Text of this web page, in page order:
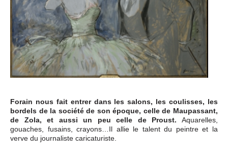
Forain nous fait entrer dans les salons, les coulisses, les
bordels de la société de son époque, celle de Maupassant,
de Zola, et aussi un peu celle de Proust. Aquarelles,
gouaches, fusains, crayons…Il allie le talent du peintre et la
verve du journaliste caricaturiste.